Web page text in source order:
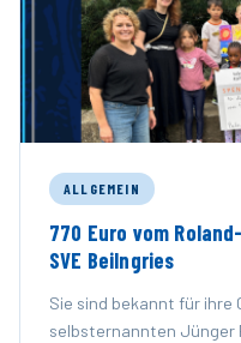
ALLGEMEIN
770 Euro vom
SVE Beilngries
Sie sind bekannt für ihre
selbsternannten Jünger